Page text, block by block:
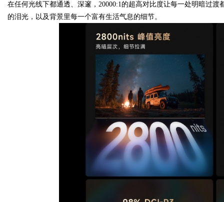
在任何光线下都通透、深邃，20000:1的超高对比度让每一处明暗过
的泪光，以及背景里每一个富有生活气息的细节。